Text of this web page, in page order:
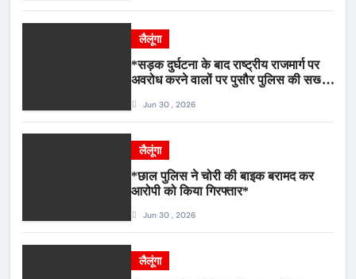
लैलूंगा
*सड़क दुर्घटना के बाद राष्ट्रीय राजमार्ग पर
अवरोध करने वालों पर पुसौर पुलिस की सख्त
Jun 30 , 2026
लैलूंगा
*छाल पुलिस ने चोरी की बाइक बरामद कर
आरोपी को किया गिरफ्तार*
Jun 30 , 2026
लैलूंगा